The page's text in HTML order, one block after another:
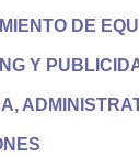
DE
Y